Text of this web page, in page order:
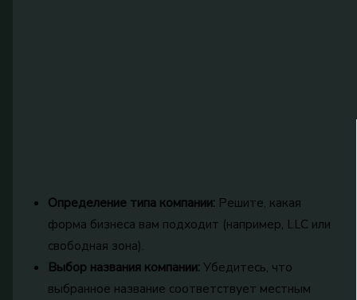
Определение типа компании: Решите, какая
форма бизнеса вам подходит (например, LLC или
свободная зона).
Выбор названия компании:Убедитесь, что
выбранное название соответствует местным